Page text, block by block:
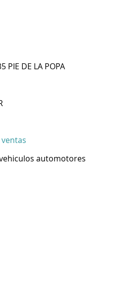
PIE DE LA POPA
automotores